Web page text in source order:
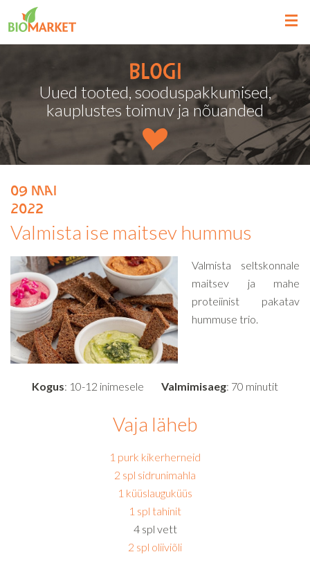
Blogi
Uued tooted, sooduspakkumised,
kauplustes toimuv ja nõuanded
09 mai
2022
Valmista ise maitsev hummus
Valmista seltskonnale
maitsev ja mahe
proteiinist pakatav
hummuse trio.
Kogus: 10-12 inimesele Valmimisaeg: 70 minutit
Vaja läheb
1 purk kikerherneid
2 spl sidrunimahla
1 küüslauguküüs
1 spl tahinit
4 spl vett
2 spl oliiviõli